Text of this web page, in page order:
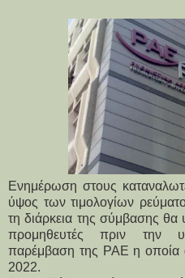
Ενημέρωση στους
ύψος των τιμολογίων
τη διάρκεια της σύμβασης θα
προμηθευτές πριν την
παρέμβαση της ΡΑΕ η οποία
2022.